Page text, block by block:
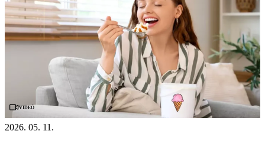
Videó
2026. 05. 11.